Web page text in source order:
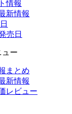
情報
新情報
売日
ー
まとめ
新情報
レビュー